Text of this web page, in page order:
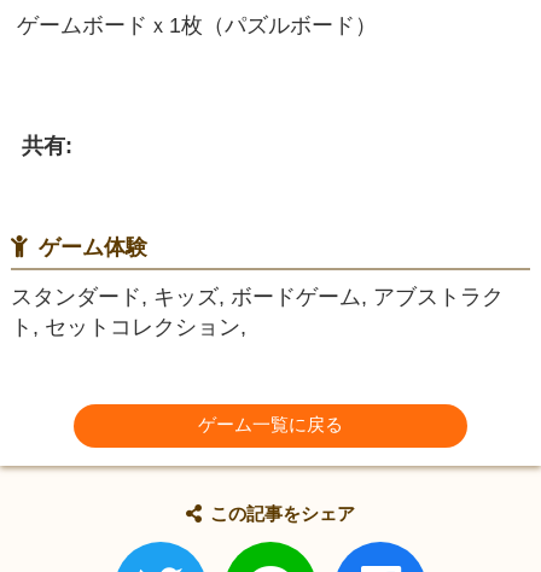
ゲームボードｘ1枚（パズルボード）
共有:
ゲーム体験
スタンダード, キッズ, ボードゲーム, アブストラク
ト, セットコレクション,
ゲーム一覧に戻る
この記事をシェア